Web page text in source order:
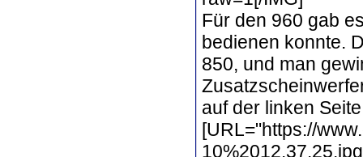
Für den 960 gab
bedienen konnte.
850, und man
auf der linken
[URL="https://